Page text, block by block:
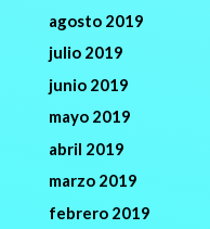
agosto 2019
julio 2019
junio 2019
mayo 2019
abril 2019
marzo 2019
febrero 2019